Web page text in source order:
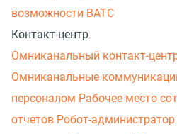
возможности ВАТС
Контакт-центр
Омниканальный контакт-
Омниканальные
персоналом Рабочее место
отчетов Робот-администратор